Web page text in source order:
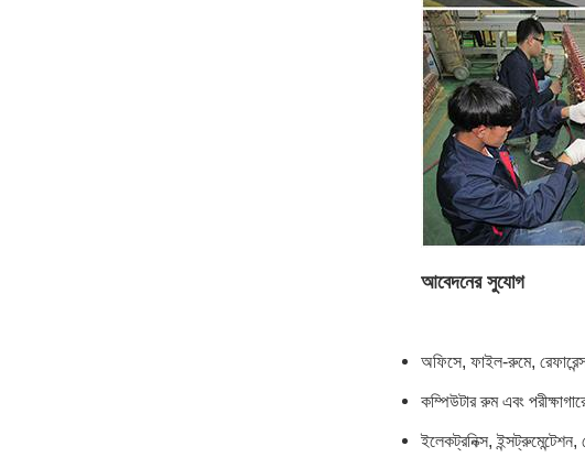
আবেদনের সুযোগ
অফিসে, ফাইল-রুমে,
কম্পিউটার রুম এবং
ইলেকট্রনিক্স,